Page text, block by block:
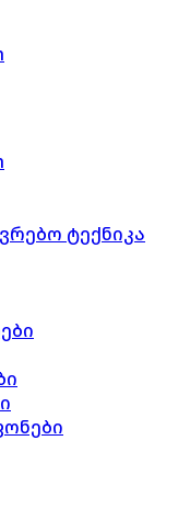
ტექნიკა